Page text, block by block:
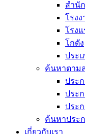
สำนั
โรงง
โรงแ
โกดัง
ประ
ค้นหาตาม
ประ
ประ
ประ
ค้นหาประ
เกี่ยวกับเรา